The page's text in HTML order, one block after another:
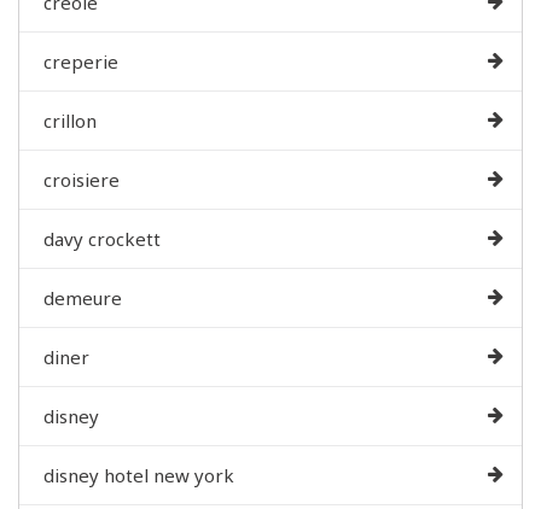
creperie
crillon
croisiere
davy crockett
demeure
diner
disney
disney hotel new york